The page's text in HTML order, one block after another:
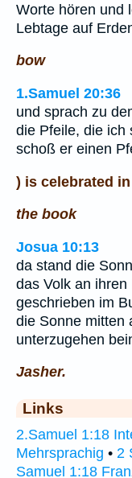
Worte hören und
Lebtage auf
bow
1.Samuel 20:36
und sprach zu
die Pfeile, die ich
schoß er einen
) is celebrated
the book
Josua 10:13
da stand die
das Volk an
geschrieben im
die Sonne mitten
unterzugehen
Jasher.
Links
2.Samuel 1:18
Mehrsprachig • 2
Samuel 1:18